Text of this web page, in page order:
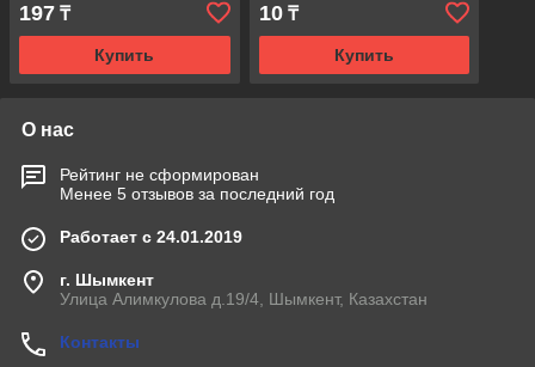
197 ₸
Купить
10₸
Купить
О нас
Рейтинг не сформирован
Менее 5 отзывов за последний год
Работает с 24.01.2019
г. Шымкент
Улица Алимкулова д.19/4, Шымкент, Казахстан
Контакты